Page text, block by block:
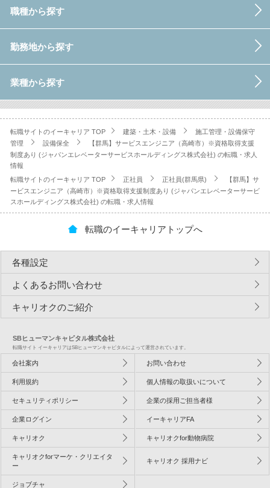
職種から探す
勤務地から探す
業種から探す
転職サイトのイーキャリア TOP 建築・土木・設備
施工管理・設備保守
管理
設備保全
【群馬】サービスエンジニア（高崎市）※資格取得支援
制度あり (ジャパンエレベーターサービスホールディングス株式会社) の転職・求人
情報
転職サイトのイーキャリア TOP
正社員 正社員(群馬県)
【群馬】サ
ービスエンジニア（高崎市）※資格取得支援制度あり (ジャパンエレベーターサービ
スホールディングス株式会社) の転職・求人情報
転職のイーキャリアトップへ
各種設定
よくあるお問い合わせ
キャリオクのご紹介
SBヒューマンキャピタル株式会社
転職サイト イーキャリアはSBヒューマンキャピタルによって運営されています。
会社案内 お問い合わせ
利用規約 個人情報の取扱いについて
セキュリティポリシー 企業の採用ご担当者様
企業ログイン イーキャリアFA
キャリオク キャリオクfor動物病院
キャリオクforマーケ・クリエイタ
ー
キャリオク 採用ナビ
ジョブチャ